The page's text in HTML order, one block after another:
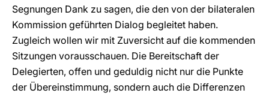
Segnungen Dank zu sagen, die den von der bilateralen
Kommission geführten Dialog begleitet haben.
Zugleich wollen wir mit Zuversicht auf die kommenden
Sitzungen vorausschauen. Die Bereitschaft der
Delegierten, offen und geduldig nicht nur die Punkte
der Übereinstimmung, sondern auch die Differenzen